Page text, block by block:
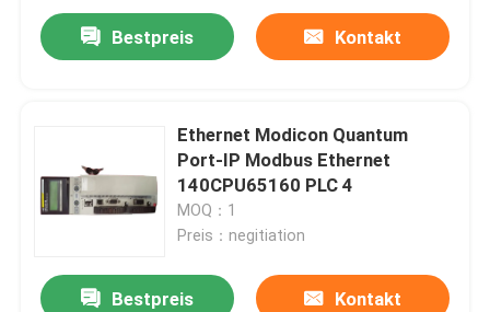
Bestpreis Kontakt
Ethernet Modicon Quantum
Port-IP Modbus Ethernet
140CPU65160 PLC 4
MOQ：1
Preis：negitiation
Bestpreis Kontakt